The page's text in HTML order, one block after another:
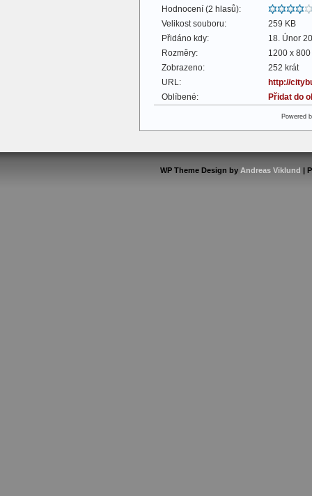
Hodnocení (2 hlasů):
Velikost souboru:
259 KB
Přidáno kdy:
18. Únor
Rozměry:
1200 x
Zobrazeno:
252 krát
URL:
http://
Oblíbené:
Přidat do
Powered
WP Theme Design by Andreas Viklund |